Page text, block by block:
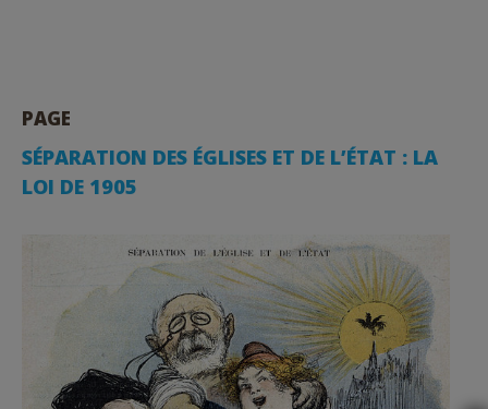
PAGE
SÉPARATION DES ÉGLISES ET DE L’ÉTAT : LA
LOI DE 1905